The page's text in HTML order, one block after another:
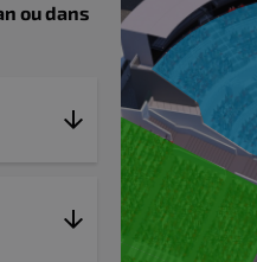
ou dans